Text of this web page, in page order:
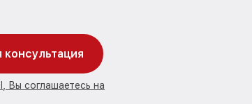
консультация
Вы соглашаетесь на